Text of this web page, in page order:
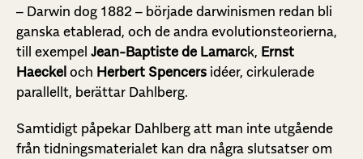
– Darwin dog 1882 – började darwinismen redan bli
ganska etablerad, och de andra evolutionsteorierna,
till exempel Jean-Baptiste de Lamarck, Ernst
Haeckel och Herbert Spencers idéer, cirkulerade
parallellt, berättar Dahlberg.
Samtidigt påpekar Dahlberg att man inte utgående
från tidningsmaterialet kan dra några slutsatser om